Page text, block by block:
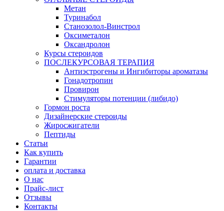
Метан
Туринабол
Станозолол-Винстрол
Оксиметалон
Оксандролон
Курсы стероидов
ПОСЛЕКУРСОВАЯ ТЕРАПИЯ
Антиэстрогены и Ингибиторы ароматазы
Гонадотропин
Провирон
Стимуляторы потенции (либидо)
Гормон роста
Дизайнерские стероиды
Жиросжигатели
Пептиды
Статьи
Как купить
Гарантии
оплата и доставка
О нас
Прайс-лист
Отзывы
Контакты